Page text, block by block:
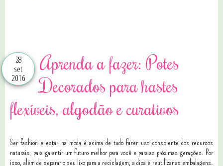
28
set
2016
Aprenda a fazer: Potes
Decorados para hastes
flexíveis, algodão e curativos
Ser fashion e estar na moda é acima de tudo fazer uso consciente dos recursos
naturais, para garantir um futuro melhor para você e para as próximas gerações. Por
isso, além de separar o seu lixo para a reciclagem, a dica é reutilizar as embalagens.